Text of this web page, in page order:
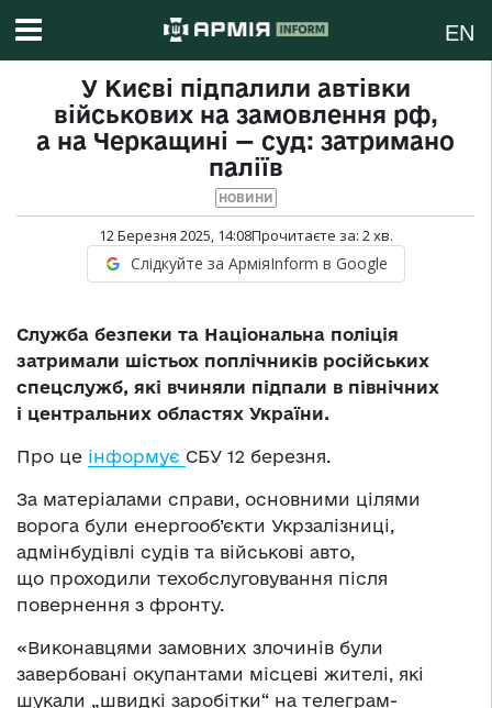
EN
У Києві підпалили автівки
військових на замовлення рф,
а на Черкащині — суд: затримано
паліїв
НОВИНИ
12 Березня 2025, 14:08Прочитаєте за: 2хв.
Слідкуйте за АрміяInform в Google
Служба безпеки та Національна поліція
затримали шістьох поплічників російських
спецслужб, які вчиняли підпали в північних
і центральних областях України.
Про це інформує СБУ 12 березня.
За матеріалами справи, основними цілями
ворога були енергооб’єкти Укрзалізниці,
адмінбудівлі судів та військові авто,
що проходили техобслуговування після
повернення з фронту.
«Виконавцями замовних злочинів були
завербовані окупантами місцеві жителі, які
шукали „швидкі заробітки“ на телеграм-